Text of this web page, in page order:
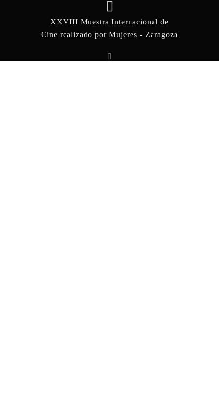
XXVIII Muestra Internacional de
Cine realizado por Mujeres - Zaragoza